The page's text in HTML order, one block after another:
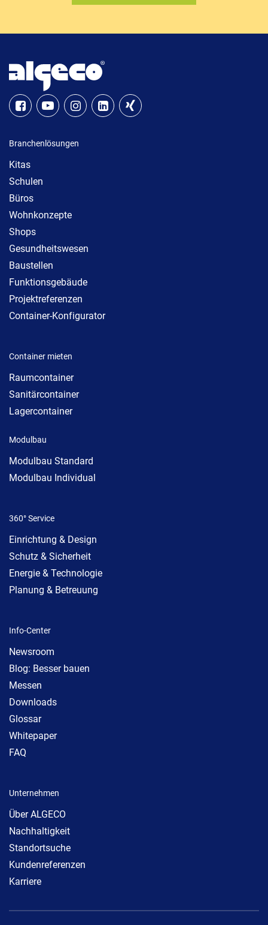
Branchenlösungen
Kitas
Schulen
Büros
Wohnkonzepte
Shops
Gesundheitswesen
Baustellen
Funktionsgebäude
Projektreferenzen
Container-Konfigurator
Container mieten
Raumcontainer
Sanitärcontainer
Lagercontainer
Modulbau
Modulbau Standard
Modulbau Individual
360° Service
Einrichtung & Design
Schutz & Sicherheit
Energie & Technologie
Planung & Betreuung
Info-Center
Newsroom
Blog: Besser bauen
Messen
Downloads
Glossar
Whitepaper
FAQ
Unternehmen
Über ALGECO
Nachhaltigkeit
Standortsuche
Kundenreferenzen
Karriere